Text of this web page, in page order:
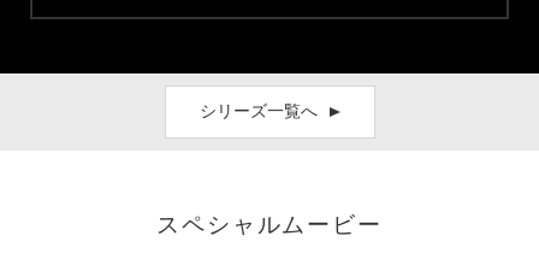
シリーズ一覧へ
スペシャルムービー